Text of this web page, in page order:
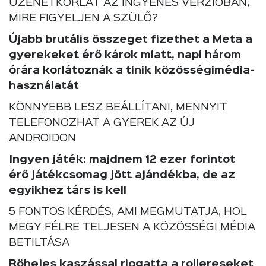
ÜZENETKORLÁT AZ INGYENES VERZIÓBAN,
MIRE FIGYELJEN A SZÜLŐ?
Újabb brutális összeget fizethet a Meta a
gyerekeket érő károk miatt, napi három
órára korlátoznák a tinik közösségimédia-
használatát
KÖNNYEBB LESZ BEÁLLÍTANI, MENNYIT
TELEFONOZHAT A GYEREK AZ ÚJ
ANDROIDON
Ingyen játék: majdnem 12 ezer forintot
érő játékcsomag jött ajándékba, de az
egyikhez társ is kell
5 FONTOS KÉRDÉS, AMI MEGMUTATJA, HOL
MEGY FÉLRE TELJESEN A KÖZÖSSÉGI MÉDIA
BETILTÁSA